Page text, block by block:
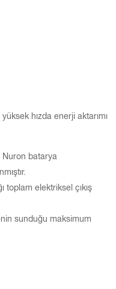
hızda enerji aktarımı
Nuron batarya
toplam elektriksel çıkış
sunduğu maksimum